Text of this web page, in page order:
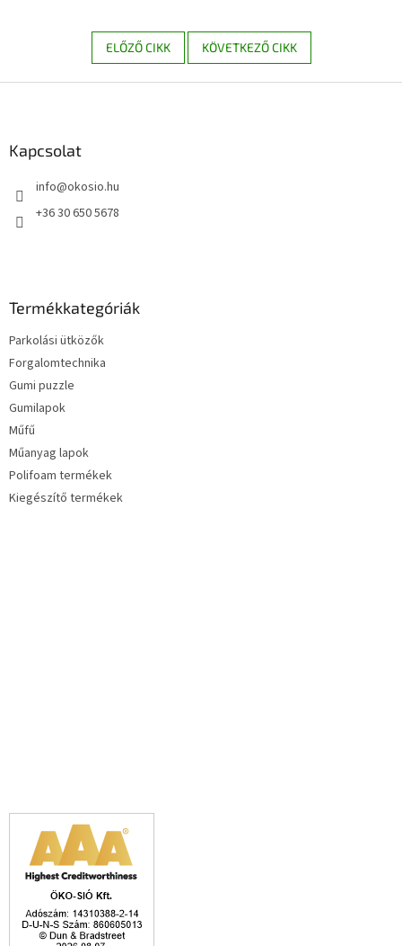
ELŐZŐ CIKK KÖVETKEZŐ CIKK
Kapcsolat
info@okosio.hu
+36 30 650 5678
Termékkategóriák
Parkolási ütközők
Forgalomtechnika
Gumi puzzle
Gumilapok
Műfű
Műanyag lapok
Polifoam termékek
Kiegészítő termékek